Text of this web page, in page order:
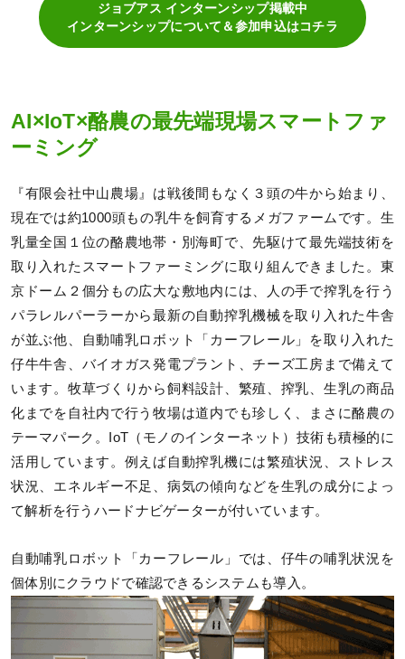
ジョブアス インターンシップ掲載中
インターンシップについて＆参加申込はコチラ
AI×IoT×酪農の最先端現場スマートファ
ーミング
『有限会社中山農場』は戦後間もなく３頭の牛から始まり、
現在では約1000頭もの乳牛を飼育するメガファームです。生
乳量全国１位の酪農地帯・別海町で、先駆けて最先端技術を
取り入れたスマートファーミングに取り組んできました。東
京ドーム２個分もの広大な敷地内には、人の手で搾乳を行う
パラレルパーラーから最新の自動搾乳機械を取り入れた牛舎
が並ぶ他、自動哺乳ロボット「カーフレール」を取り入れた
仔牛牛舎、バイオガス発電プラント、チーズ工房まで備えて
います。牧草づくりから飼料設計、繁殖、搾乳、生乳の商品
化までを自社内で行う牧場は道内でも珍しく、まさに酪農の
テーマパーク。IoT（モノのインターネット）技術も積極的に
活用しています。例えば自動搾乳機には繁殖状況、ストレス
状況、エネルギー不足、病気の傾向などを生乳の成分によっ
て解析を行うハードナビゲーターが付いています。
自動哺乳ロボット「カーフレール」では、仔牛の哺乳状況を
個体別にクラウドで確認できるシステムも導入。